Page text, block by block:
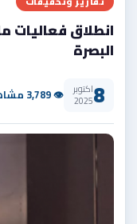
انطلاق فعاليات
البصرة
8اكتوبر
2025 👁 3,789 مشاهدة